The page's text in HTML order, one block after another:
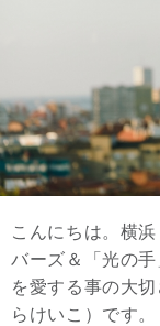
こんにちは。横
バーズ＆「光の
を愛する事の大
らけいこ）です